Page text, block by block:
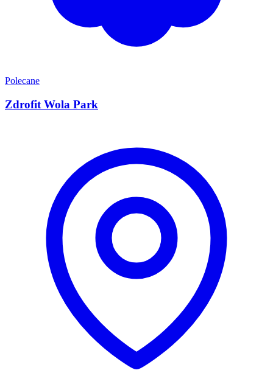
Polecane
Zdrofit Wola Park